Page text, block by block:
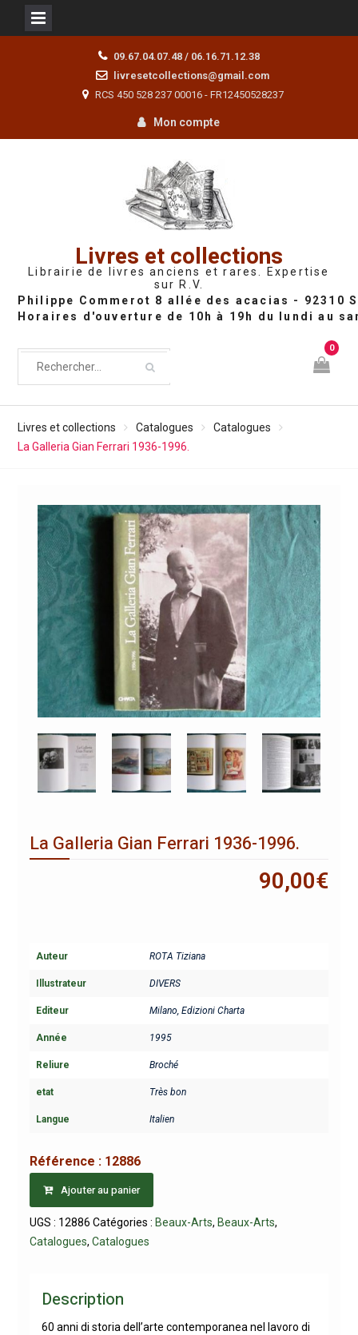
09.67.04.07.48 / 06.16.71.12.38
livresetcollections@gmail.com
RCS 450 528 237 00016 - FR12450528237
Mon compte
Livres et collections
Librairie de livres anciens et rares. Expertise
sur R.V.
0
Livres et collections Catalogues
Catalogues
La Galleria Gian Ferrari 1936-1996.
La Galleria Gian Ferrari 1936-1996.
90,00€
Auteur ROTA Tiziana
Illustrateur DIVERS
Editeur Milano, Edizioni Charta
Année 1995
Reliure Broché
etat Très bon
Langue Italien
Référence : 12886
Ajouter au panier
UGS : 12886 Catégories : Beaux-Arts, Beaux-Arts,
Catalogues, Catalogues
Description
60 anni di storia dell’arte contemporanea nel lavoro di